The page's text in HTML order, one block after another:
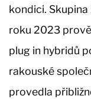
kondici. Skupina
roku 2023
plug in hybridů
rakouské
provedla